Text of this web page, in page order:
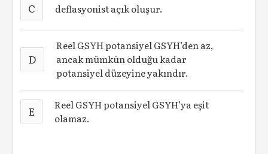
C deflasyonist açık oluşur.
D
Reel GSYH potansiyel GSYH’den az,
ancak mümkün olduğu kadar
potansiyel düzeyine yakındır.
E
Reel GSYH potansiyel GSYH’ya eşit
olamaz.